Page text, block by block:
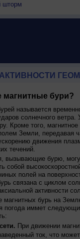
шторм
магнитные бури?
называется
солнечного ветра.
Кроме того,
Земли, передавая
движения
течений.
вызывающие бурю,
собой
полей на
связана с циклом
активности
магнитных бурь на
погода иммет
При движении
ток, что